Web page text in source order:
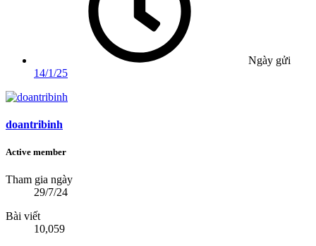
Ngày gửi
14/1/25
doantribinh
Active member
Tham gia ngày
29/7/24
Bài viết
10,059